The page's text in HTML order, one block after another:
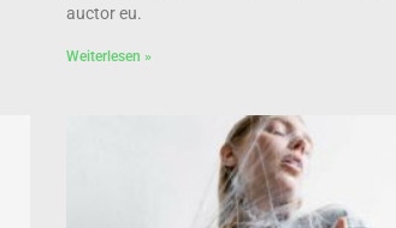
auctor eu.
Weiterlesen »